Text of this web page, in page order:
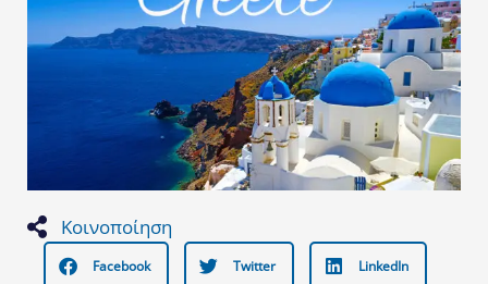
Κοινοποίηση
Facebook Twitter LinkedIn